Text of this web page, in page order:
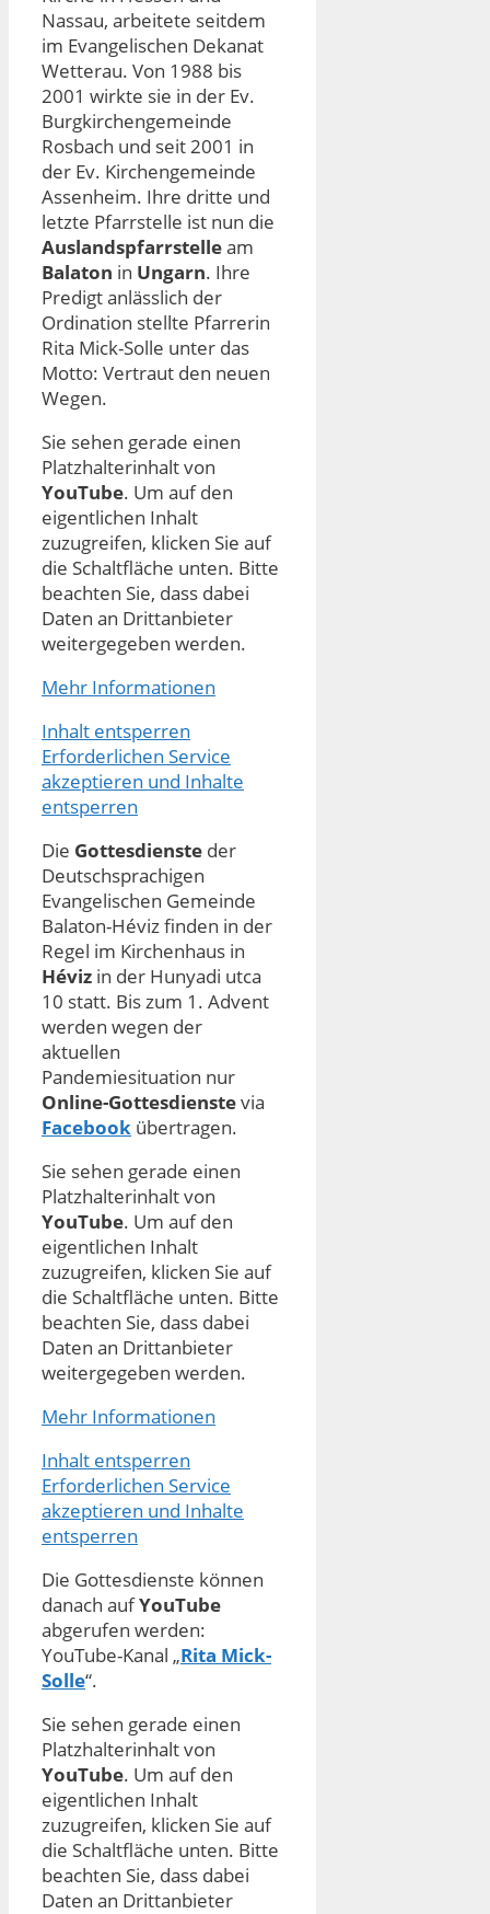
Nassau, arbeitete seitdem
im Evangelischen Dekanat
Wetterau. Von 1988 bis
2001 wirkte sie in der Ev.
Burgkirchengemeinde
Rosbach und seit 2001 in
der Ev. Kirchengemeinde
Assenheim. Ihre dritte und
letzte Pfarrstelle ist nun die
Auslandspfarrstelleam
Balaton in Ungarn. Ihre
Predigt anlässlich der
Ordination stellte Pfarrerin
Rita Mick-Solle unter das
Motto: Vertraut den neuen
Wegen.
Sie sehen gerade einen
Platzhalterinhalt von
YouTube. Um auf den
eigentlichen Inhalt
zuzugreifen, klicken Sie auf
die Schaltfläche unten. Bitte
beachten Sie, dass dabei
Daten an Drittanbieter
weitergegeben werden.
Mehr Informationen
Inhalt entsperren
Erforderlichen Service
akzeptieren und Inhalte
entsperren
Die Gottesdienste der
Deutschsprachigen
Evangelischen Gemeinde
Balaton-Héviz finden in der
Regel im Kirchenhaus in
Héviz in der Hunyadi utca
10 statt. Bis zum 1. Advent
werden wegen der
aktuellen
Pandemiesituation nur
Online-Gottesdienstevia
Facebook übertragen.
Sie sehen gerade einen
Platzhalterinhalt von
YouTube. Um auf den
eigentlichen Inhalt
zuzugreifen, klicken Sie auf
die Schaltfläche unten. Bitte
beachten Sie, dass dabei
Daten an Drittanbieter
weitergegeben werden.
Mehr Informationen
Inhalt entsperren
Erforderlichen Service
akzeptieren und Inhalte
entsperren
Die Gottesdienste können
danach aufYouTube
abgerufen werden:
YouTube-Kanal „Rita Mick-
Solle“.
Sie sehen gerade einen
Platzhalterinhalt von
YouTube. Um auf den
eigentlichen Inhalt
zuzugreifen, klicken Sie auf
die Schaltfläche unten. Bitte
beachten Sie, dass dabei
Daten an Drittanbieter